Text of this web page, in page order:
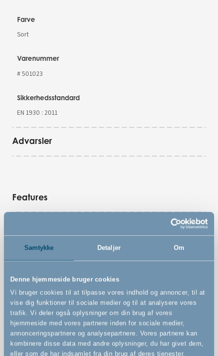
Samtykke Detaljer Om
Denne hjemmeside bruger cookies
Vi bruger cookies til at tilpasse vores indhold og annoncer, til at
vise dig funktioner til sociale medier og til at analysere vores
trafik. Vi deler også oplysninger om din brug af vores
hjemmeside med vores partnere inden for sociale medier,
annonceringspartnere og analysepartnere. Vores partnere kan
kombinere disse data med andre oplysninger, du har givet dem,
eller som de har indsamlet fra din brug af deres tjenester.
Farve
Sort
Varenummer
# 501023
Sikkerhedsstandard
EN 1930 : 2011
Advarsler
Features
Kan udvides uendeligt med både små og store
Kan åbnes fra begge sider
Kan åbnes med én hånd